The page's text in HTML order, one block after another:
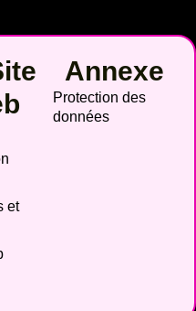
et
Annexe
Protection des
données